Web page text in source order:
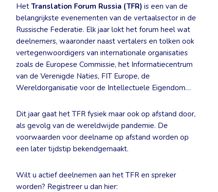
Het Translation Forum Russia (TFR) is een van de
belangrijkste evenementen van de vertaalsector in de
Russische Federatie. Elk jaar lokt het forum heel wat
deelnemers, waaronder naast vertalers en tolken ook
vertegenwoordigers van internationale organisaties
zoals de Europese Commissie, het Informatiecentrum
van de Verenigde Naties, FIT Europe, de
Wereldorganisatie voor de Intellectuele Eigendom…
Dit jaar gaat het TFR fysiek maar ook op afstand door,
als gevolg van de wereldwijde pandemie. De
voorwaarden voor deelname op afstand worden op
een later tijdstip bekendgemaakt.
Wilt u actief deelnemen aan het TFR en spreker
worden? Registreer u dan hier: